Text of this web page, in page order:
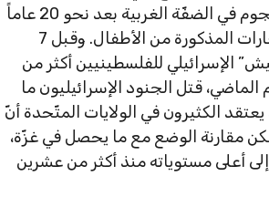
“إسرائيل”. وأغارت الطائرات الإسرائيلية، ونفّذت 100 هجوم في الضفّة الغربية بعد نحو 20 عاماً
من توقّفها. وكان 18 من أصل 168 ضحية قد قتلتهم الغارات المذكورة من الأطفال. وقبل 7
الإسرائيلي للفلسطينيين أكثر من
قتل الجنود الإسرائيليون ما
يعتقد الكثيرون في الولايات المتّحدة أنّ
الأوّل/أكتوبر 2023. بالطبع لا يمكن مقارنة الوضع مع ما يحصل في غزّة،
أعلى مستوياته منذ أكثر من عشرين